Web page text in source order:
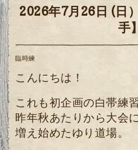
2026年7月26日 (日
手】
臨時練
こんにちは！
これも初企画の白帯練習
昨年秋あたりから大会
増え始めたゆり道場。